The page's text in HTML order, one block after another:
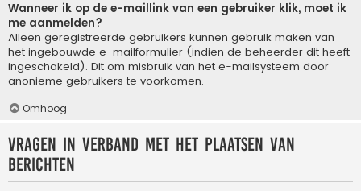
Wanneer ik op de e-maillink van een gebruiker klik, moet ik
me aanmelden?
Alleen geregistreerde gebruikers kunnen gebruik maken van
het ingebouwde e-mailformulier (indien de beheerder dit heeft
ingeschakeld). Dit om misbruik van het e-mailsysteem door
anonieme gebruikers te voorkomen.
Omhoog
Vragen in verband met het plaatsen van
berichten